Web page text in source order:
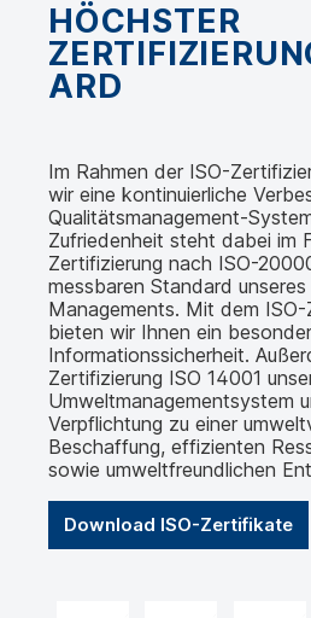
HÖCHSTER
ARD
Im Rahmen der ISO-
wir eine kontinuierliche
Qualitätsmanagement-
Zufriedenheit steht dabei im
Zertifizierung nach ISO-
messbaren Standard
Managements. Mit dem
bieten wir Ihnen ein
Informationssicherheit.
Zertifizierung ISO 14001
Umweltmanagementsystem
Verpflichtung zu einer
Beschaffung, effizienten
sowie umweltfreundlichen
Download ISO-Zertifikate